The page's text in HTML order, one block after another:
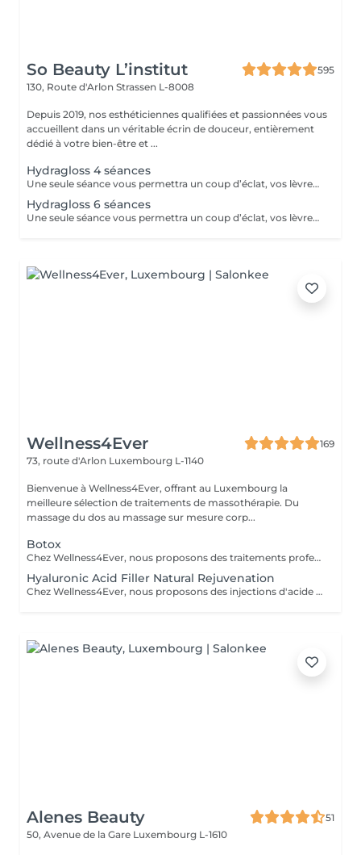
So Beauty L’institut
595
130, Route d'Arlon Strassen L-8008
Depuis 2019, nos esthéticiennes qualifiées et passionnées vous
accueillent dans un véritable écrin de douceur, entièrement
dédié à votre bien-être et ...
Hydragloss 4 séances
Une seule séance vous permettra un coup d’éclat, vos lèvres seront plus confortables, plus lisses, repulpées avec un peu plus de volume. Pour un résultat durable, l’idéal est de faire ce soin sous forme de cure de 4 à 10 séances. Vos lèvres seront hydratées, libérées de l’inconfort de la sécheresse.
Hydragloss 6 séances
Une seule séance vous permettra un coup d’éclat, vos lèvres seront plus confortables, plus lisses, repulpées avec un peu plus de volume. Pour un résultat durable, l’idéal est de faire ce soin sous forme de cure de 4 à 10 séances.
Wellness4Ever
169
73, route d'Arlon Luxembourg L-1140
Bienvenue à Wellness4Ever, offrant au Luxembourg la
meilleure sélection de traitements de massothérapie. Du
massage du dos au massage sur mesure corp...
Botox
Chez Wellness4Ever, nous proposons des traitements professionnels de Botox, exclusivement réalisés par un médecin spécialisé afin de garantir une expertise et une prise en charge optimale. Nos séances de Botox permettent de lisser les rides du front, les pattes d'oie et les rides du lion, offrant un résultat naturel qui sublime votre visage. L'intervention est rapide, nécessite peu de temps de récupération et est effectuée avec précision.
Hyaluronic Acid Filler Natural Rejuvenation
Chez Wellness4Ever, nous proposons des injections d'acide hyaluronique (fillers), réalisées exclusivement par un médecin spécialisé afin de restaurer les volumes, lisser les rides et sublimer les contours du visage. Ce traitement non chirurgical permet de rajeunir efficacement les lèvres, les pommettes, les sillons nasogéniens et l'ovale du visage, offrant un résultat naturel et harmonieux. La procédure est rapide, peu invasive et procure une amélioration immédiate et durable.
Alenes Beauty
51
50, Avenue de la Gare Luxembourg L-1610